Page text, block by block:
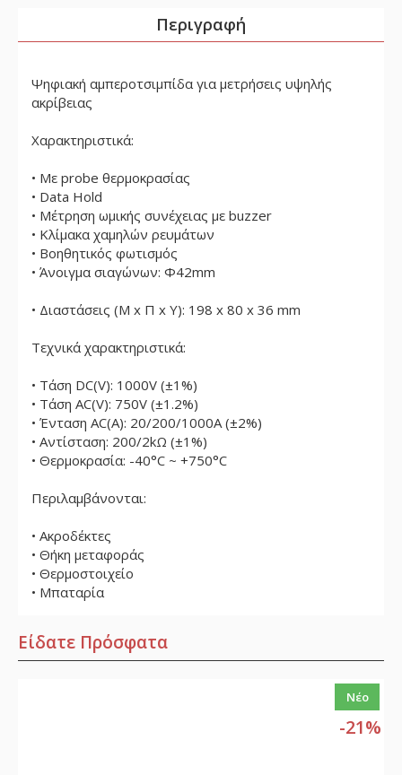
Περιγραφή
Ψηφιακή αμπεροτσιμπίδα για μετρήσεις υψηλής
ακρίβειας
Χαρακτηριστικά:
• Με probe θερμοκρασίας
• Data Hold
• Μέτρηση ωμικής συνέχειας με buzzer
• Κλίμακα χαμηλών ρευμάτων
• Βοηθητικός φωτισμός
• Άνοιγμα σιαγώνων: Φ42mm
• Διαστάσεις (Μ x Π x Υ): 198 x 80 x 36 mm
Τεχνικά χαρακτηριστικά:
• Τάση DC(V): 1000V (±1%)
• Τάση AC(V): 750V (±1.2%)
• Ένταση AC(A): 20/200/1000A (±2%)
• Αντίσταση: 200/2kΩ (±1%)
• Θερμοκρασία: -40°C ~ +750°C
Περιλαμβάνονται:
• Ακροδέκτες
• Θήκη μεταφοράς
• Θερμοστοιχείο
• Μπαταρία
Είδατε Πρόσφατα
Νέο
-21%